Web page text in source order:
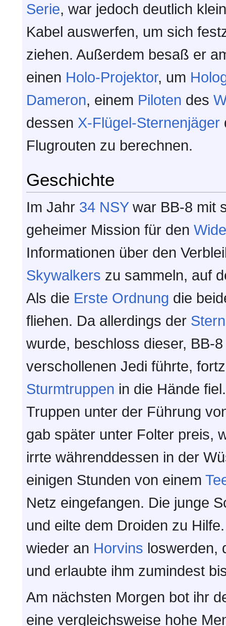
Serie, war jedoch deutlich
Kabel auswerfen, um sich
ziehen. Außerdem besaß er
einen Holo-Projektor, um
Dameron, einem Piloten des
dessen X-Flügel-Sternenjäger
Flugrouten zu berechnen.
Geschichte
Im Jahr 34 NSYwar BB-8 mit
geheimer Mission für den
Informationen über den
Skywalkers zu sammeln, auf
Als die Erste Ordnung die
fliehen. Da allerdings der
wurde, beschloss dieser, BB-
verschollenen Jedi führte,
Sturmtruppen in die Hände
Truppen unter der Führung
gab später unter Folter preis,
irrte währenddessen in der
einigen Stunden von einem
Netz eingefangen. Die junge
und eilte dem Droiden zu
wieder an Horvins loswerden,
und erlaubte ihm zumindest
Am nächsten Morgen bot ihr
eine vergleichsweise hohe